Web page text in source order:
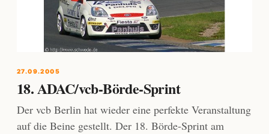
27.09.2005
18. ADAC/vcb-Börde-Sprint
Der vcb Berlin hat wieder eine perfekte Veranstaltung
auf die Beine gestellt. Der 18. Börde-Sprint am